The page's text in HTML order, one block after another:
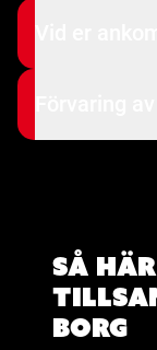
Så
Borg